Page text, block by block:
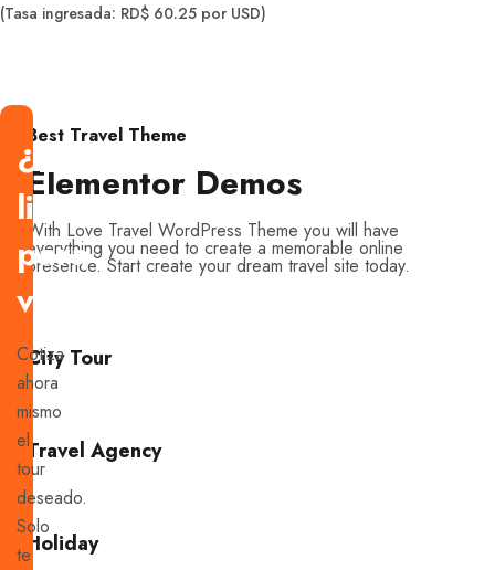
(Tasa ingresada: RD$ 60.25 por USD)
¿Estás
listo
para
viajar?
Cotiza
ahora
mismo
el
tour
deseado.
Solo
te
Best Travel Theme
Elementor Demos
With Love Travel WordPress Theme you will have
everything you need to create a memorable online
presence. Start create your dream travel site today.
City Tour
Travel Agency
Holiday